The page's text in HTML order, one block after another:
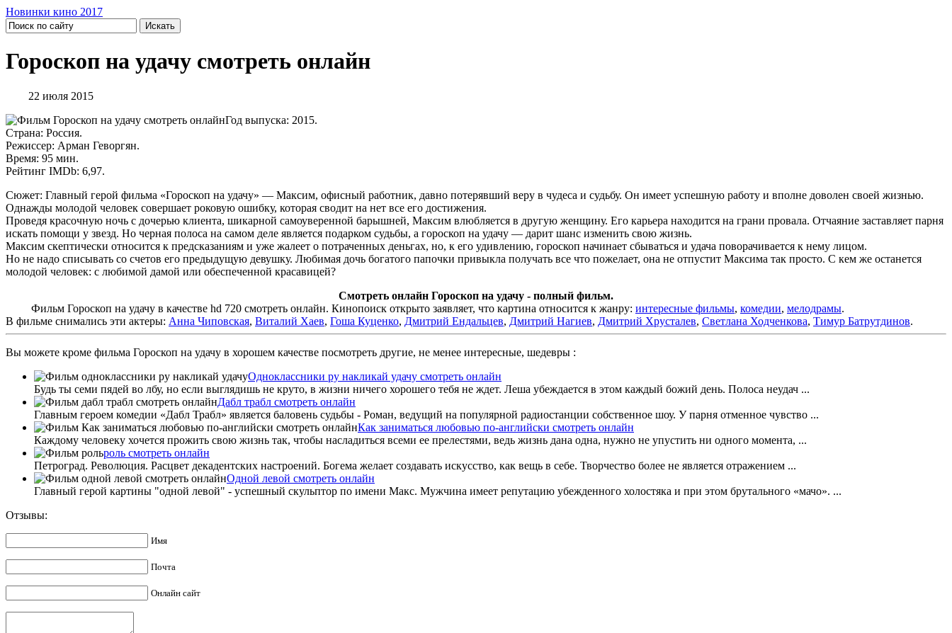
Новинки кино 2017
Гороскоп на удачу смотреть онлайн
22 июля 2015
Год выпуска: 2015.
Страна: Россия.
Режиссер: Арман Геворгян.
Время: 95 мин.
Рейтинг IMDb: 6,97.
Сюжет: Главный герой фильма «Гороскоп на удачу» — Максим, офисный работник, давно потерявший веру в чудеса и судьбу. Он имеет успешную работу и вполне доволен своей жизнью.
Однажды молодой человек совершает роковую ошибку, которая сводит на нет все его достижения.
Проведя красочную ночь с дочерью клиента, шикарной самоуверенной барышней, Максим влюбляется в другую женщину. Его карьера находится на грани провала. Отчаяние заставляет парня
искать помощи у звезд. Но черная полоса на самом деле является подарком судьбы, а гороскоп на удачу — дарит шанс изменить свою жизнь.
Максим скептически относится к предсказаниям и уже жалеет о потраченных деньгах, но, к его удивлению, гороскоп начинает сбываться и удача поворачивается к нему лицом.
Но не надо списывать со счетов его предыдущую девушку. Любимая дочь богатого папочки привыкла получать все что пожелает, она не отпустит Максима так просто. С кем же останется
молодой человек: с любимой дамой или обеспеченной красавицей?
Смотреть онлайн Гороскоп на удачу - полный фильм.
Фильм Гороскоп на удачу в качестве hd 720 смотреть онлайн. Кинопоиск открыто заявляет, что картина относится к жанру: интересные фильмы, комедии, мелодрамы.
В фильме снимались эти актеры: Анна Чиповская, Виталий Хаев, Гоша Куценко, Дмитрий Ендальцев, Дмитрий Нагиев, Дмитрий Хрусталев, Светлана Ходченкова, Тимур Батрутдинов.
Вы можете кроме фильма Гороскоп на удачу в хорошем качестве посмотреть другие, не менее интересные, шедевры :
Одноклассники ру накликай удачу смотреть онлайн
Будь ты семи пядей во лбу, но если выглядишь не круто, в жизни ничего хорошего тебя не ждет. Леша убеждается в этом каждый божий день. Полоса неудач ...
Дабл трабл смотреть онлайн
Главным героем комедии «Дабл Трабл» является баловень судьбы - Роман, ведущий на популярной радиостанции собственное шоу. У парня отменное чувство ...
Как заниматься любовью по-английски смотреть онлайн
Каждому человеку хочется прожить свою жизнь так, чтобы насладиться всеми ее прелестями, ведь жизнь дана одна, нужно не упустить ни одного момента, ...
роль смотреть онлайн
Петроград. Революция. Расцвет декадентских настроений. Богема желает создавать искусство, как вещь в себе. Творчество более не является отражением ...
Одной левой смотреть онлайн
Главный герой картины "одной левой" - успешный скульптор по имени Макс. Мужчина имеет репутацию убежденного холостяка и при этом брутального «мачо». ...
Отзывы:
Имя
Почта
Онлайн сайт